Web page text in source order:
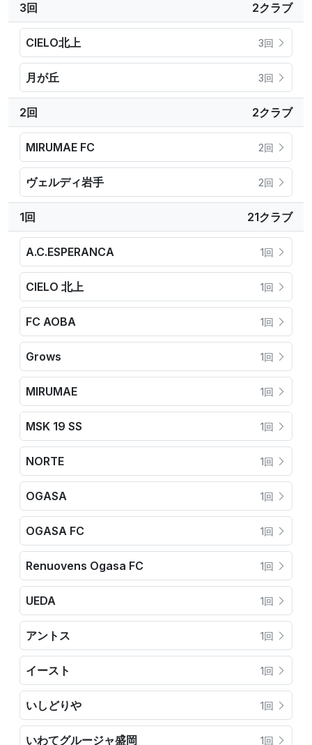
3回 2クラブ
CIELO北上 3回
月が丘 3回
2回 2クラブ
MIRUMAE FC 2回
ヴェルディ岩手 2回
1回 21クラブ
A.C.ESPERANCA 1回
CIELO 北上 1回
FC AOBA 1回
Grows 1回
MIRUMAE 1回
MSK 19 SS 1回
NORTE 1回
OGASA 1回
OGASA FC 1回
Renuovens Ogasa FC 1回
UEDA 1回
アントス 1回
イースト 1回
いしどりや 1回
いわてグルージャ盛岡 1回